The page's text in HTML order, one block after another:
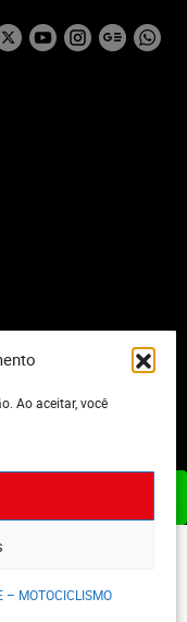
Ao aceitar, você
– MOTOCICLISMO
reservados.